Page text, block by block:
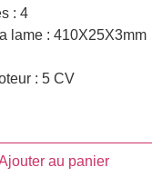
: 4
lame : 410X25X3mm
: 5 CV
au panier